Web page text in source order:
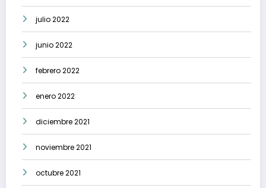
julio 2022
junio 2022
febrero 2022
enero 2022
diciembre 2021
noviembre 2021
octubre 2021